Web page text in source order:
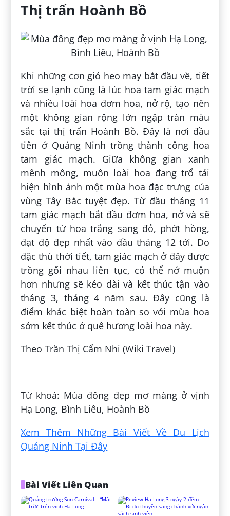
Thị trấn Hoành Bồ
Khi những cơn gió heo may bắt đầu về, tiết
trời se lạnh cũng là lúc hoa tam giác mạch
và nhiều loài hoa đơm hoa, nở rộ, tạo nên
một không gian rộng lớn ngập tràn màu
sắc tại thị trấn Hoành Bồ. Đây là nơi đầu
tiên ở Quảng Ninh trồng thành công hoa
tam giác mạch. Giữa không gian xanh
mênh mông, muôn loài hoa đang trổ tái
hiện hình ảnh một mùa hoa đặc trưng của
vùng Tây Bắc tuyệt đẹp. Từ đầu tháng 11
tam giác mạch bắt đầu đơm hoa, nở và sẽ
chuyển từ hoa trắng sang đỏ, phớt hồng,
đạt độ đẹp nhất vào đầu tháng 12 tới. Do
đặc thù thời tiết, tam giác mạch ở đây được
trồng gối nhau liên tục, có thể nở muộn
hơn nhưng sẽ kéo dài và kết thúc tận vào
tháng 3, tháng 4 năm sau. Đây cũng là
điểm khác biệt hoàn toàn so với mùa hoa
sớm kết thúc ở quê hương loài hoa này.
Theo Trần Thị Cẩm Nhi (Wiki Travel)
Từ khoá: Mùa đông đẹp mơ màng ở vịnh
Hạ Long, Bình Liêu, Hoành Bồ
Xem Thêm Những Bài Viết Về Du Lịch
Quảng Ninh Tại Đây
Bài Viết Liên Quan